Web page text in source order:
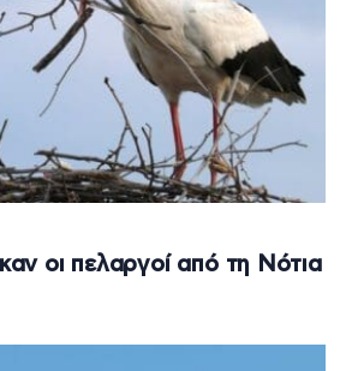
οι πελαργοί από τη Νότια